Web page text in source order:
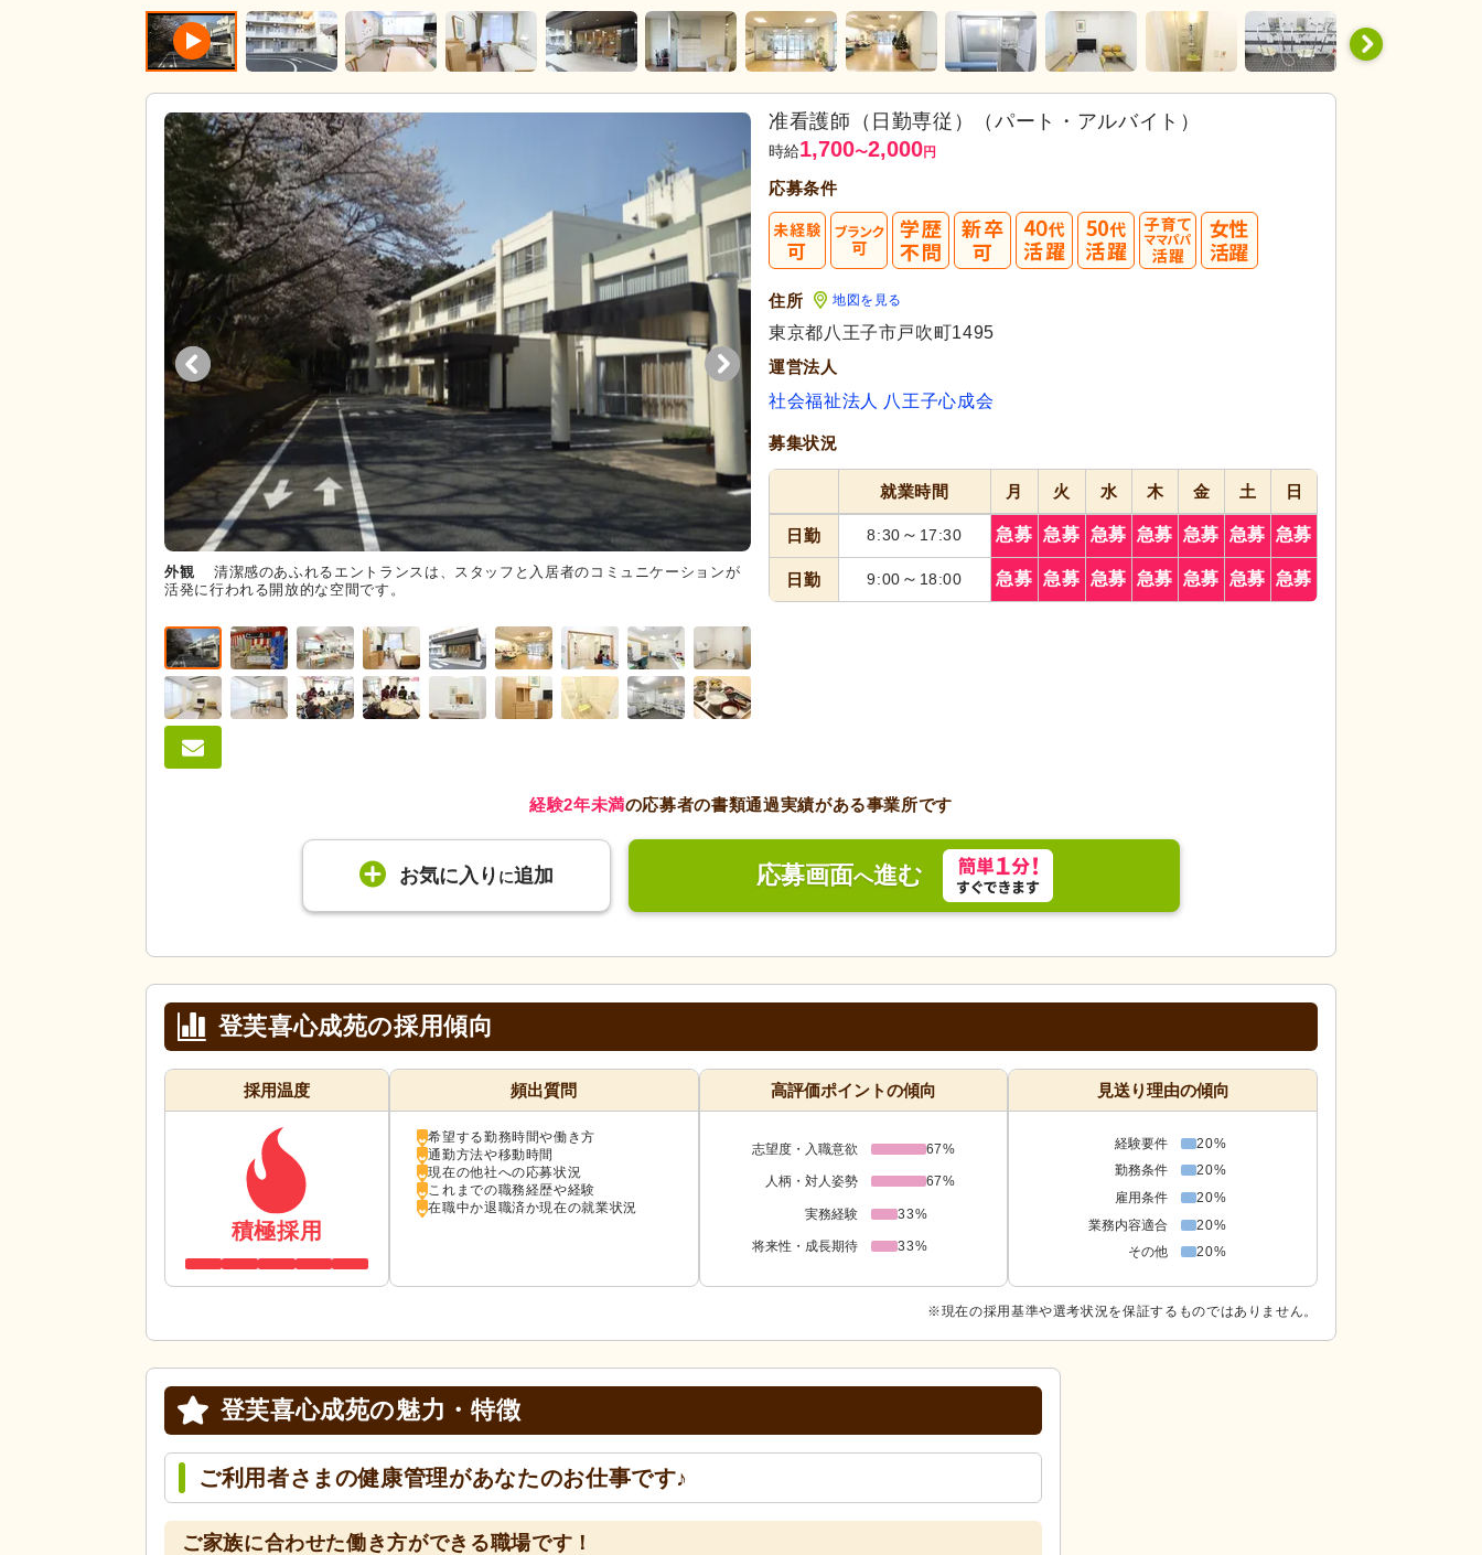
外観
清潔感のあふれるエントランスは、スタッフと入居者のコミュニケーションが
活発に行われる開放的な空間です。
楽しいイベント作りにも関われる食堂です。利用者の方々に喜びを提供するや
りがいを感じていただける職場です。
准看護師（日勤専従）（パート・アルバイト）
時給1,700〜2,000円
応募条件
住所 地図を見る
東京都八王子市戸吹町1495
運営法人
社会福祉法人 八王子心成会
募集状況
就業時間 月 火 水 木 金 土 日
日勤 8:30 ～ 17:30 急募 急募 急募 急募 急募 急募 急募
日勤 9:00 ～ 18:00 急募 急募 急募 急募 急募 急募 急募
経験2年未満の応募者の書類通過実績がある事業所です
お気に入り に追加 応募画面へ進む
登芙喜心成苑の採用傾向
採用温度
積極採用
頻出質問
希望する勤務時間や働き方
通勤方法や移動時間
現在の他社への応募状況
これまでの職務経歴や経験
在職中か退職済か現在の就業状況
高評価ポイントの傾向
志望度・入職意欲 67%
人柄・対人姿勢 67%
実務経験 33%
将来性・成長期待 33%
見送り理由の傾向
経験要件
20%
勤務条件
20%
雇用条件
20%
業務内容適合
20%
その他
20%
※現在の採用基準や選考状況を保証するものではありません。
登芙喜心成苑の魅力・特徴
ご利用者さまの健康管理があなたのお仕事です♪
ご家族に合わせた働き方ができる職場です！